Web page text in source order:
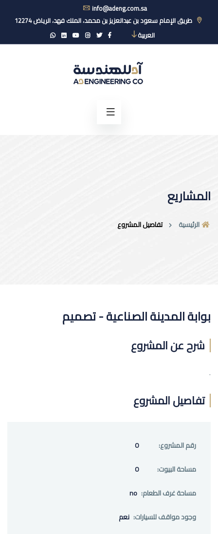
info@adeng.com.sa
طريق الإمام سعود بن عبدالعزيز بن محمد، الملك فهد، الرياض 12274
العربية
المشاريع
الرئيسية تفاصيل المشروع
بوابة المدينة الصناعية - تصميم
شرح عن المشروع
.
تفاصيل المشروع
رقم المشروع:
0
مساحة البيوت:
0
مساحة غرف الطعام: no
وجود مواقف للسيارات: نعم